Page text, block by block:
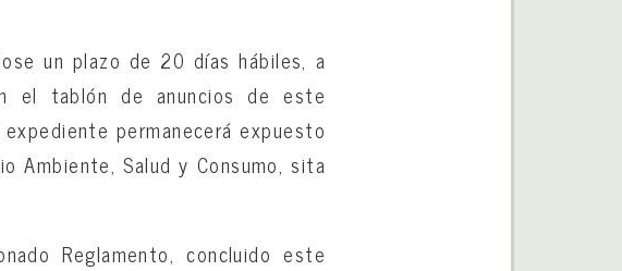
un plazo de 20 días hábiles, a
el tablón de anuncios de este
permanecerá expuesto
Ambiente, Salud y Consumo, sita
Reglamento, concluido este